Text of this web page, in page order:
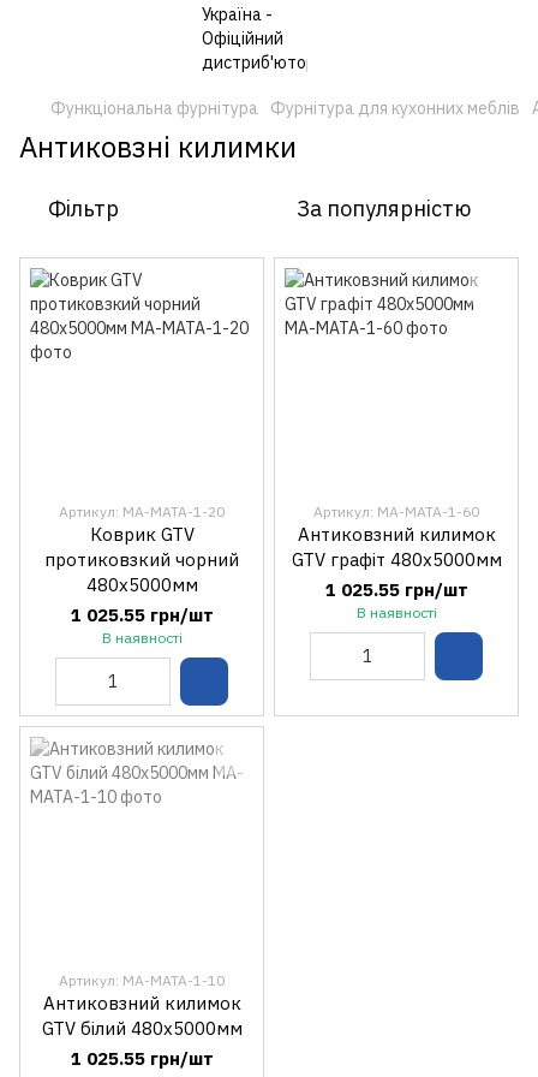
Функціональна фурнітура Фурнітура для кухонних меблів
Антиковзні килимки
Фільтр За популярністю
Артикул: MA-MATA-1-20
Коврик GTV
протиковзкий чорний
480х5000мм
1 025.55 грн/шт
В наявності
Артикул: MA-MATA-1-60
Антиковзний килимок
GTV графіт 480х5000мм
1 025.55 грн/шт
В наявності
Артикул: MA-MATA-1-10
Антиковзний килимок
GTV білий 480х5000мм
1 025.55 грн/шт